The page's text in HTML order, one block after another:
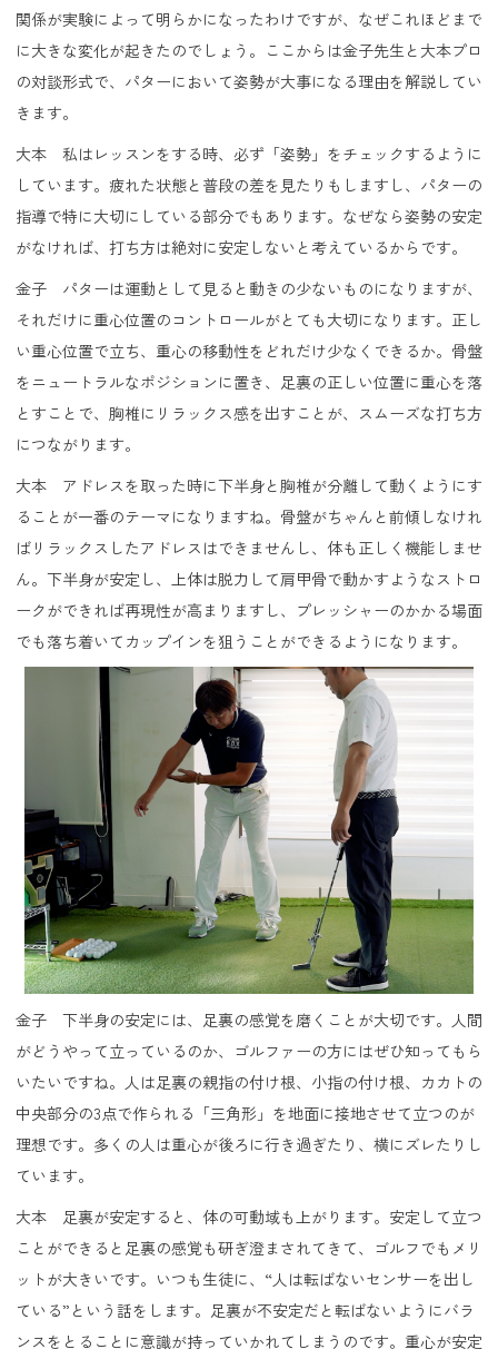
関係が実験によって明らかになったわけですが、なぜこれほどまで
に大きな変化が起きたのでしょう。ここからは金子先生と大本プロ
の対談形式で、パターにおいて姿勢が大事になる理由を解説してい
きます。
大本 私はレッスンをする時、必ず「姿勢」をチェックするように
しています。疲れた状態と普段の差を見たりもしますし、パターの
指導で特に大切にしている部分でもあります。なぜなら姿勢の安定
がなければ、打ち方は絶対に安定しないと考えているからです。
金子 パターは運動として見ると動きの少ないものになりますが、
それだけに重心位置のコントロールがとても大切になります。正し
い重心位置で立ち、重心の移動性をどれだけ少なくできるか。骨盤
をニュートラルなポジションに置き、足裏の正しい位置に重心を落
とすことで、胸椎にリラックス感を出すことが、スムーズな打ち方
につながります。
大本 アドレスを取った時に下半身と胸椎が分離して動くようにす
ることが一番のテーマになりますね。骨盤がちゃんと前傾しなけれ
ばリラックスしたアドレスはできませんし、体も正しく機能しませ
ん。下半身が安定し、上体は脱力して肩甲骨で動かすようなストロ
ークができれば再現性が高まりますし、プレッシャーのかかる場面
でも落ち着いてカップインを狙うことができるようになります。
金子 下半身の安定には、足裏の感覚を磨くことが大切です。人間
がどうやって立っているのか、ゴルファーの方にはぜひ知ってもら
いたいですね。人は足裏の親指の付け根、小指の付け根、カカトの
中央部分の3点で作られる「三角形」を地面に接地させて立つのが
理想です。多くの人は重心が後ろに行き過ぎたり、横にズレたりし
ています。
大本 足裏が安定すると、体の可動域も上がります。安定して立つ
ことができると足裏の感覚も研ぎ澄まされてきて、ゴルフでもメリ
ットが大きいです。いつも生徒に、“人は転ばないセンサーを出し
ている”という話をします。足裏が不安定だと転ばないようにバラ
ンスをとることに意識が持っていかれてしまうのです。重心が安定